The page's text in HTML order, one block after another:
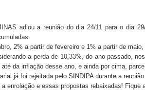
adiou a reunião do dia 24/11 para o dia
2% a partir de fevereiro e 1% a partir de
a perda de 10,33%, do ano passado,
da inflação desse ano, e ainda por cima,
já foi rejeitada pelo SINDIPA durante a
enrolação e essas propostas rebaixadas! Fique